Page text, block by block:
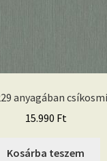
anyagában
15.990 Ft
Kosárba teszem